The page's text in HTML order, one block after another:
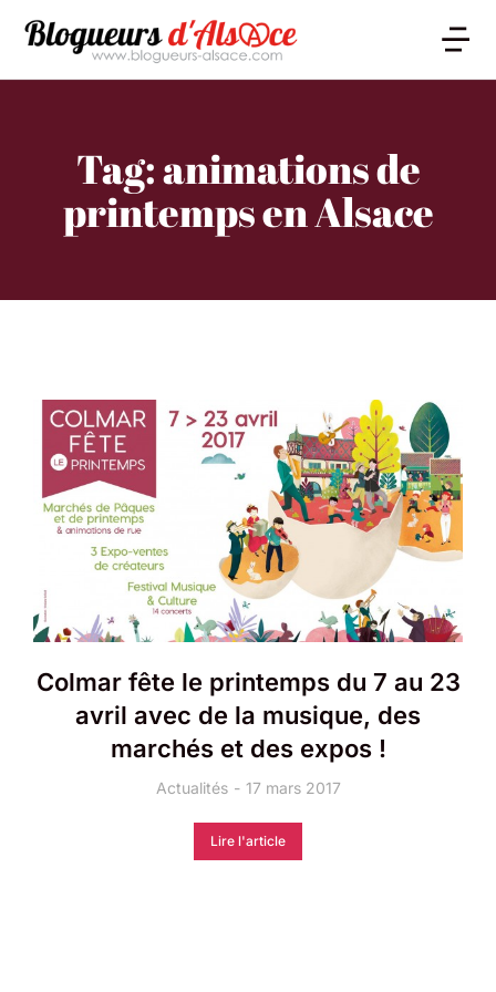
Tag: animations de
printemps en Alsace
Colmar fête le printemps du 7 au 23
avril avec de la musique, des
marchés et des expos !
Actualités 17 mars 2017
Lire l'article